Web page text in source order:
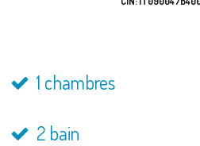
1 chambres
2 bain